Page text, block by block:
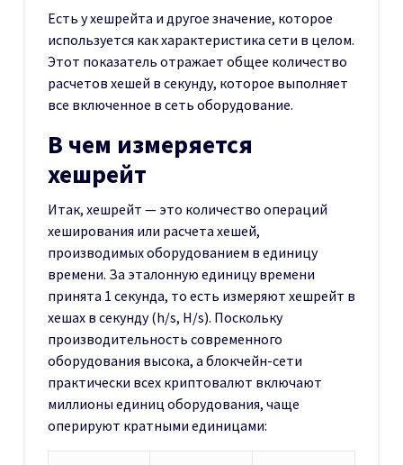
Есть у хешрейта и другое значение, которое
используется как характеристика сети в целом.
Этот показатель отражает общее количество
расчетов хешей в секунду, которое выполняет
все включенное в сеть оборудование.
В чем измеряется
хешрейт
Итак, хешрейт — это количество операций
хеширования или расчета хешей,
производимых оборудованием в единицу
времени. За эталонную единицу времени
принята 1 секунда, то есть измеряют хешрейт в
хешах в секунду (h/s, H/s). Поскольку
производительность современного
оборудования высока, а блокчейн-сети
практически всех криптовалют включают
миллионы единиц оборудования, чаще
оперируют кратными единицами: